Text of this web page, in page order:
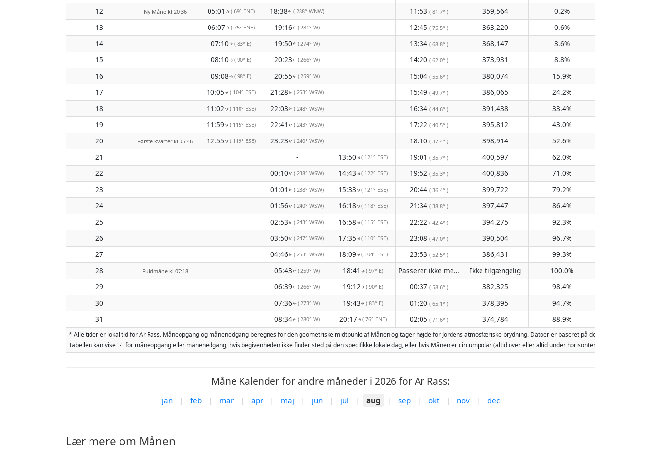
12
Ny Måne kl 20:36 05:01 ↑( 69° ENE) 18:38↑( 288° WNW) 11:53 ( 81.7° ) 359,564
0.2%
13
06:07↑( 75° ENE) 19:16↑( 281° W) 12:45 ( 75.5° ) 363,220
0.6%
14
07:10↑ ( 83° E) 19:50↑ ( 274° W) 13:34 ( 68.8° ) 368,147
3.6%
15
08:10↑ ( 90° E) 20:23↑ ( 266° W) 14:20 ( 62.0° ) 373,931
8.8%
16
09:08↑( 98° E) 20:55↑( 259° W) 15:04 ( 55.6° ) 380,074
15.9%
17
10:05↑( 104° ESE) 21:28↑( 253° WSW) 15:49 ( 49.7° ) 386,065
24.2%
18
11:02↑( 110° ESE) 22:03↑( 248° WSW) 16:34 ( 44.6° ) 391,438
33.4%
19
11:59↑( 115° ESE) 22:41 ↑( 243° WSW) 17:22 ( 40.5° ) 395,812
43.0%
20
Første kvarter kl 05:46 12:55↑( 119° ESE) 23:23↑( 240° WSW) 18:10 ( 37.4° ) 398,914
52.6%
21
- 13:50↑( 121° ESE) 19:01 ( 35.7° ) 400,597
62.0%
22
00:10↑( 238° WSW) 14:43↑( 122° ESE) 19:52 ( 35.3° ) 400,836
71.0%
23
01:01↑( 238° WSW) 15:33↑( 121° ESE) 20:44 ( 36.4° ) 399,722
79.2%
24
01:56↑( 240° WSW) 16:18↑( 118° ESE) 21:34 ( 38.8° ) 397,447
86.4%
25
02:53↑( 243° WSW) 16:58↑( 115° ESE) 22:22 ( 42.4° ) 394,275
92.3%
26
03:50↑( 247° WSW) 17:35↑( 110° ESE) 23:08 ( 47.0° ) 390,504
96.7%
27
04:46↑( 253° WSW) 18:09↑( 104° ESE) 23:53 ( 52.5° ) 386,431
99.3%
28
Fuldmåne kl 07:18 05:43↑( 259° W) 18:41 ↑( 97° E) Passerer ikke meridianen ( Ikke tilgængelig )
Ikke tilgængelig
100.0%
29
06:39↑ ( 266° W) 19:12↑ ( 90° E) 00:37 ( 58.6° ) 382,325
98.4%
30
07:36↑ ( 273° W) 19:43↑ ( 83° E) 01:20 ( 65.1° ) 378,395
94.7%
31
08:34↑( 280° W) 20:17↑( 76° ENE) 02:05 ( 71.6° ) 374,784 88.9%
* Alle tider er lokal tid for Ar Rass. Måneopgang og månenedgang beregnes for den geometriske midtpunkt af Månen og tager højde for Jordens atmosfæriske brydning. Datoer er baseret på den gregorianske
Tabellen kan vise "-" for måneopgang eller månenedgang, hvis begivenheden ikke finder sted på den specifikke lokale dag, eller hvis Månen er circumpolar (altid over eller altid under horisonten). To måneopgange
Måne Kalender for andre måneder i 2026 for Ar Rass:
jan | feb | mar | apr | maj | jun | jul | aug | sep | okt | nov | dec
Lær mere om Månen